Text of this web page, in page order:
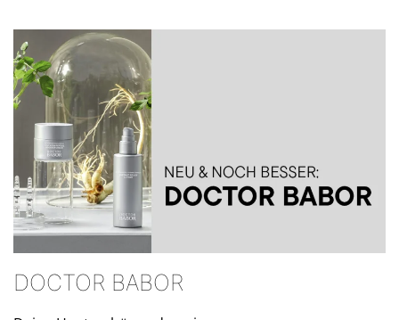
DOCTOR BABOR